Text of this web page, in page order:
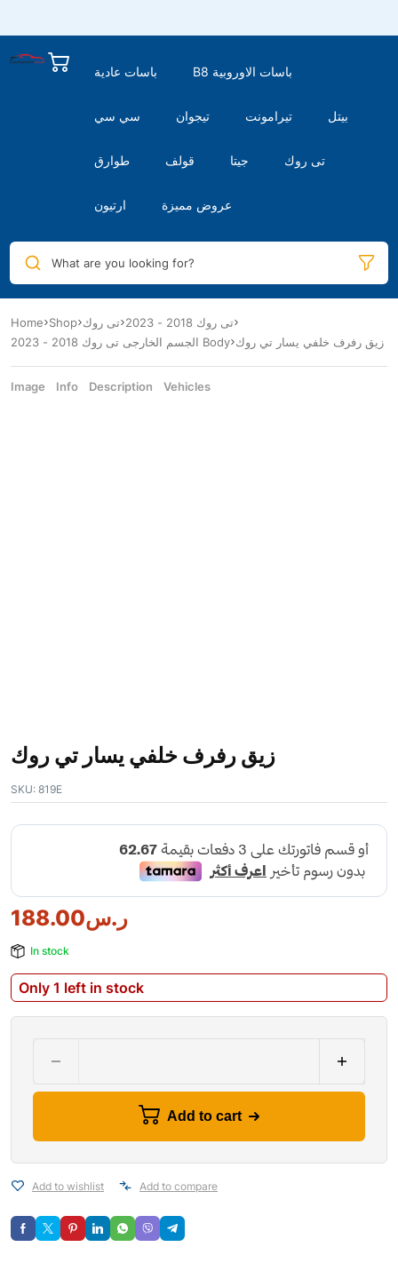
باسات عادية B8 باسات الاوروبية
سي سي تيجوان تيرامونت بيتل
طوارق قولف جيتا تى روك
ارتيون عروض مميزة
What are you looking for?
Home Shop تى روك
تى روك 2018 - 2023
الجسم الخارجى تى روك 2018 - 2023 Body زيق رفرف خلفي يسار تي روك
Image Info Description Vehicles
زيق رفرف خلفي يسار تي روك
SKU: 819E
ر.س188.00
In stock
Only 1 left in stock
Add to cart
Add to wishlist Add to compare